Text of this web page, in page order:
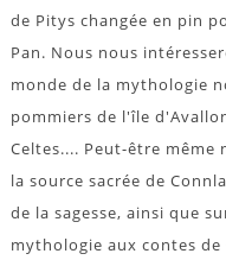
de Pitys changée en pin
Pan. Nous nous
monde de la mythologie
pommiers de l'île
Celtes.... Peut-être même
la source sacrée de
de la sagesse, ainsi que
mythologie aux contes